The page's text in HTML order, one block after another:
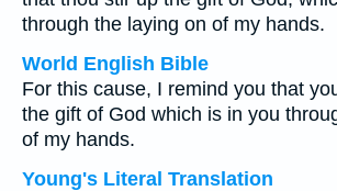
through the laying on of my hands.
World English Bible
For this cause, I remind you that
the gift of God which is in you
of my hands.
Young's Literal Translation